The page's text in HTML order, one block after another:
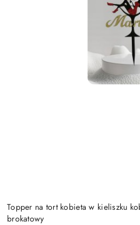
Topper na tort kobieta w kieliszku
brokatowy